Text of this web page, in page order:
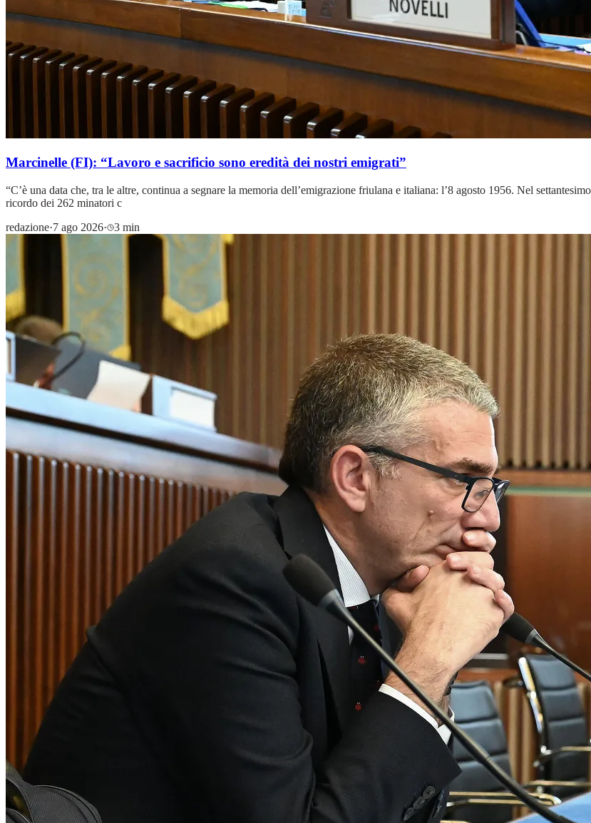
Marcinelle (FI): “Lavoro e sacrificio sono eredità dei nostri emigrati”
“C’è una data che, tra le altre, continua a segnare la memoria dell’emigrazione friulana e italiana: l’8 agosto 1956. Nel
ricordo dei 262 minatori c
redazione·7 ago 2026· 3 min